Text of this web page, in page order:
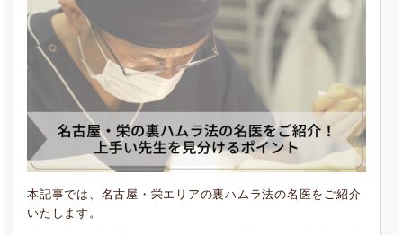
本記事では、名古屋・栄エリアの裏ハムラ法の名医をご紹介
いたします。